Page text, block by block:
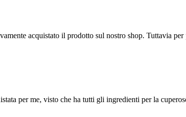
acquistato il prodotto sul nostro shop. Tuttavia
per me, visto che ha tutti gli ingredienti per la